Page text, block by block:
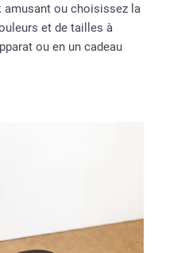
amusant ou choisissez la
et de tailles à
ou en un cadeau